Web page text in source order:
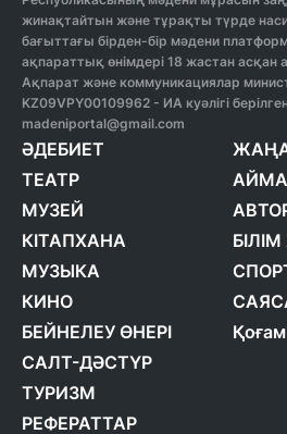
жинақтайтын және тұрақты түрде
бағыттағы бірден-бір мәдени
ақпараттық өнімдері 18 жастан асқан
Ақпарат және коммуникациялар
KZ09VPY00109962 - ИА куәлігі
madeniportal@gmail.com
ӘДЕБИЕТ
ТЕАТР
МУЗЕЙ
КІТАПХАНА
МУЗЫКА
КИНО
БЕЙНЕЛЕУ ӨНЕРІ
САЛТ-ДӘСТҮР
ТУРИЗМ
РЕФЕРАТТАР
Қоғам